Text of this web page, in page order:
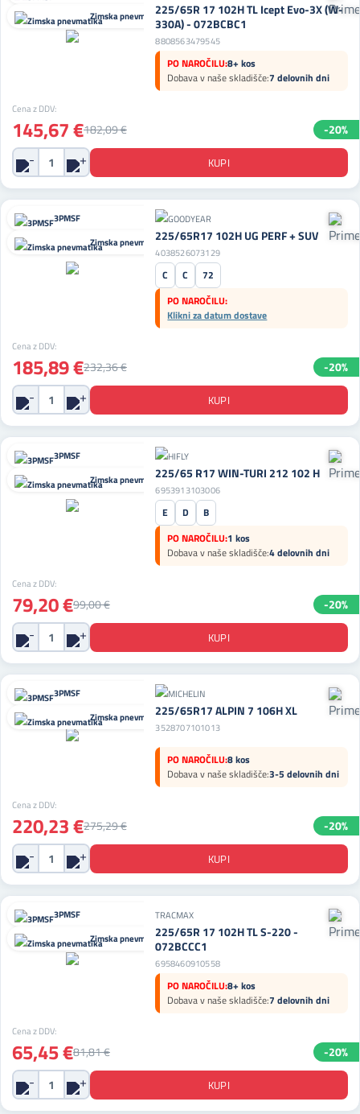
Zimska pnevmatika225/65R 17 102H TL Icept Evo-3X (W-
330A) - 072BCBC1
8808563479545
PO NAROČILU:8+ kos
Dobava v naše skladišče:7 delovnih dni
Cena z DDV:
145,67 €182,09 € -20%
3PMSF
Zimska pnevmatika225/65R17 102H UG PERF + SUV
4038526073129
C C
72
PO NAROČILU:
Klikni za datum dostave
Cena z DDV:
185,89 €232,36 € -20%
3PMSF
Zimska pnevmatika225/65 R17 WIN-TURI 212 102 H
6953913103006
E D
B
PO NAROČILU:1 kos
Dobava v naše skladišče:4 delovnih dni
Cena z DDV:
79,20 €99,00 € -20%
3PMSF
Zimska pnevmatika225/65R17 ALPIN 7 106H XL
3528707101013
PO NAROČILU:8 kos
Dobava v naše skladišče:3-5 delovnih dni
Cena z DDV:
220,23 €275,29 € -20%
3PMSF
Zimska pnevmatika
TRACMAX
225/65R 17 102H TL S-220 -
072BCCC1
6958460910558
PO NAROČILU:8+ kos
Dobava v naše skladišče:7 delovnih dni
Cena z DDV:
65,45 €81,81 € -20%